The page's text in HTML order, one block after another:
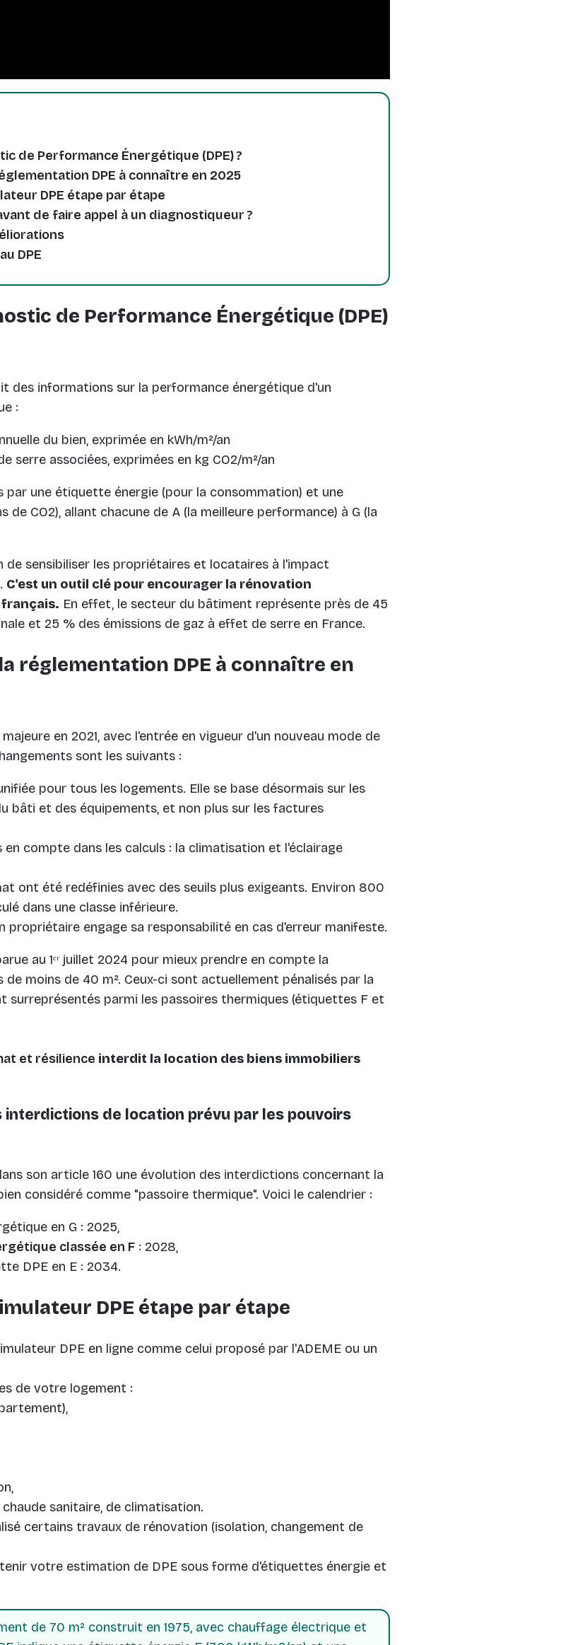
de Performance Énergétique (DPE) ?
DPE à connaître en 2025
DPE étape par étape
de faire appel à un diagnostiqueur ?
DPE
de Performance Énergétique (DPE)
des informations sur la performance énergétique d'un
:
du bien, exprimée en kWh/m²/an
serre associées, exprimées en kg CO2/m²/an
par une étiquette énergie (pour la consommation) et une
CO2), allant chacune de A (la meilleure performance) à G (la
de sensibiliser les propriétaires et locataires à l'impact
C'est un outil clé pour encourager la rénovation
En effet, le secteur du bâtiment représente près de 45
et 25 % des émissions de gaz à effet de serre en France.
réglementation DPE à connaître en
en 2021, avec l'entrée en vigueur d'un nouveau mode de
sont les suivants :
pour tous les logements. Elle se base désormais sur les
bâti et des équipements, et non plus sur les factures
en compte dans les calculs : la climatisation et l'éclairage
ont été redéfinies avec des seuils plus exigeants. Environ 800
dans une classe inférieure.
propriétaire engage sa responsabilité en cas d'erreur manifeste.
au 1ᵉʳ juillet 2024 pour mieux prendre en compte la
moins de 40 m². Ceux-ci sont actuellement pénalisés par la
surreprésentés parmi les passoires thermiques (étiquettes F et
et résilience interdit la location des biens immobiliers
interdictions de location prévu par les pouvoirs
son article 160 une évolution des interdictions concernant la
considéré comme "passoire thermique". Voici le calendrier :
en G : 2025,
classée en F : 2028,
DPE en E : 2034.
DPE étape par étape
DPE en ligne comme celui proposé par l'ADEME ou un
de votre logement :
sanitaire, de climatisation.
certains travaux de rénovation (isolation, changement de
votre estimation de DPE sous forme d'étiquettes énergie et
de 70 m² construit en 1975, avec chauffage électrique et
de suivi